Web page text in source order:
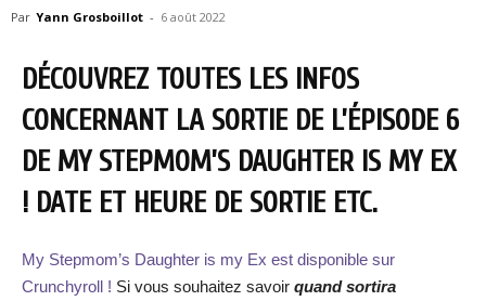
Par Yann Grosboillot - 6 août 2022
DÉCOUVREZ TOUTES LES INFOS
CONCERNANT LA SORTIE DE L’ÉPISODE 6
DE MY STEPMOM’S DAUGHTER IS MY EX
! DATE ET HEURE DE SORTIE ETC.
My Stepmom’s Daughter is my Ex est disponible sur
Crunchyroll ! Si vous souhaitez savoir quand sortira